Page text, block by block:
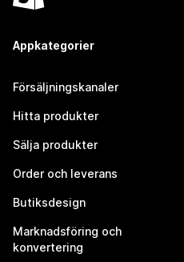
Appkategorier
Försäljningskanaler
Hitta produkter
Sälja produkter
Order och leverans
Butiksdesign
Marknadsföring och
konvertering